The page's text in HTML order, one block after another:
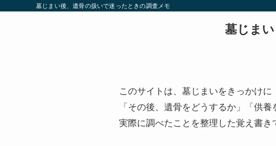
墓じまい後、遺骨の扱いで迷ったときの調査メモ
墓じま
このサイトは、墓じまいをきっかけに
「その後、遺骨をどうするか」「供養
実際に調べたことを整理した覚え書き